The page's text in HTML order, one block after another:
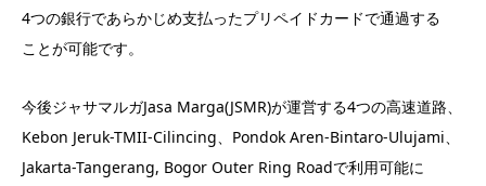
4つの銀行であらかじめ支払ったプリペイドカードで通過する
ことが可能です。
今後ジャサマルガJasa Marga(JSMR)が運営する4つの高速道路、
Kebon Jeruk-TMII-Cilincing、Pondok Aren-Bintaro-Ulujami、
Jakarta-Tangerang, Bogor Outer Ring Roadで利用可能に